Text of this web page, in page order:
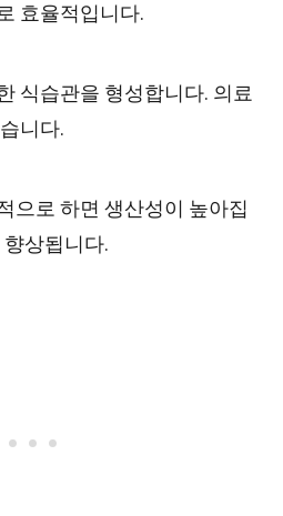
효율적입니다.
식습관을 형성합니다. 의료
니다.
으로 하면 생산성이 높아집
상됩니다.